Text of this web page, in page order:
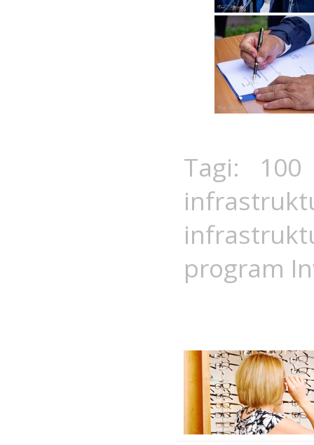
Tagi:
program